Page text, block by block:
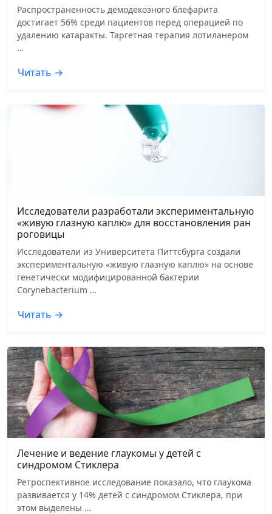
Распространенность демодекозного блефарита
достигает 56% среди пациентов перед операцией по
удалению катаракты. Таргетная терапия лотиланером
…
Читать →
Исследователи разработали экспериментальную
«живую глазную каплю» для восстановления ран
роговицы
Исследователи из Университета Питтсбурга создали
экспериментальную «живую глазную каплю» на основе
генетически модифицированной бактерии
Corynebacterium …
Читать →
Лечение и ведение глаукомы у детей с
синдромом Стиклера
Ретроспективное исследование показало, что глаукома
развивается у 14% детей с синдромом Стиклера, при
этом выделены …